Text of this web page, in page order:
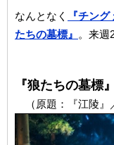
なんとなく 『チング
たちの墓標』 。来週
『狼たちの墓標』
（原題：『江陵』